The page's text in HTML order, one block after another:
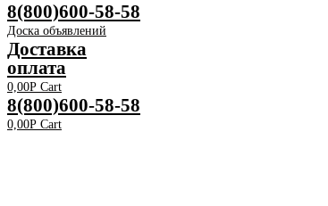
8(800)600-58-58
Доска объявлений
Доставка
оплата
0,00Р Cart
8(800)600-58-58
0,00Р Cart